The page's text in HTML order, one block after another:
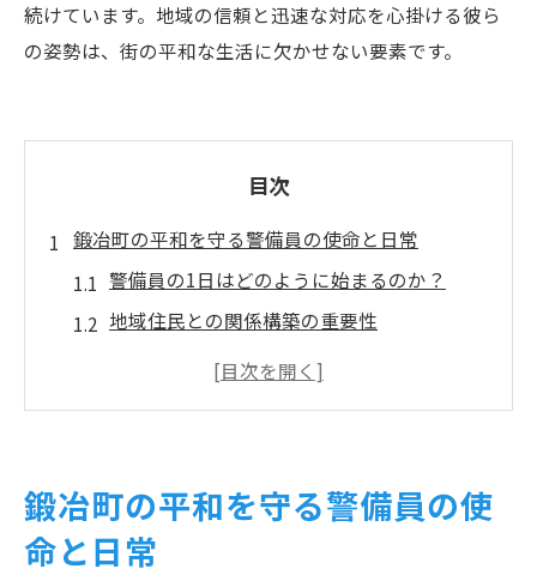
続けています。地域の信頼と迅速な対応を心掛ける彼ら
の姿勢は、街の平和な生活に欠かせない要素です。
目次
鍛冶町の平和を守る警備員の使命と日常
警備員の1日はどのように始まるのか？
地域住民との関係構築の重要性
緊急時の迅速な対応が求められる瞬間
群馬県沼田市の警備活動が街の安全を支える理
由
鍛冶町の平和を守る警備員の使
命と日常